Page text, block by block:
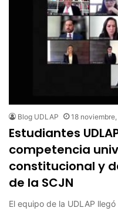
Blog UDLAP 18 noviembre,
Estudiantes
competencia
constitucional y
de la SCJN
El equipo de la UDLAP